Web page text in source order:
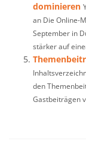
dominieren
an Die Online-
September in
stärker auf
den
Gastbeiträgen